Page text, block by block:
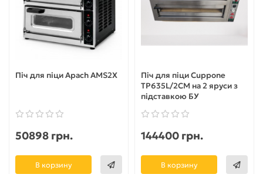
Піч для піци Apach AMS2X
50898 грн.
В корзину
Піч для піци Cuppone
TP635L/2CM на 2 яруси з
підставкою БУ
144400 грн.
В корзину